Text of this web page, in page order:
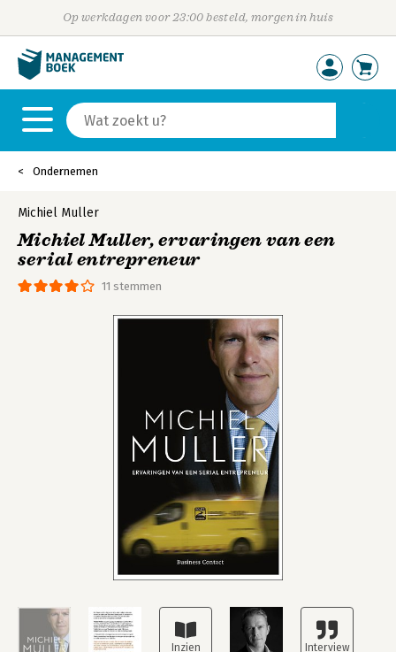
Op werkdagen voor 23:00 besteld, morgen in huis
Ondernemen
11 stemmen
Michiel Muller
Michiel Muller, ervaringen van een
serial entrepreneur